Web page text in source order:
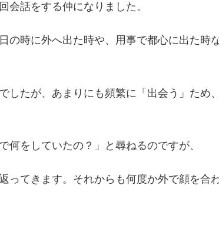
会話をする仲になりました。
の時に外へ出た時や、用事で都心に出た時
したが、あまりにも頻繁に「出会う」ため
をしていたの？」と尋ねるのですが、
ってきます。それからも何度か外で顔を合